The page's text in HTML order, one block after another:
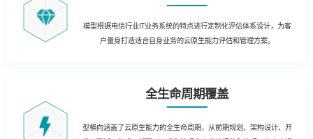
模型根据电信行业IT业务系统的特点进行定制化评估体系设计，为客
户量身打造适合自身业务的云原生能力评估和管理方案。
全生命周期覆盖
型横向涵盖了云原生能力的全生命周期，从前期规划、架构设计、开